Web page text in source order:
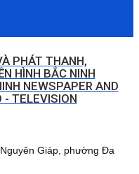
PHÁT THANH,
HÌNH BẮC NINH
NEWSPAPER AND
- TELEVISION
Giáp, phường Đa